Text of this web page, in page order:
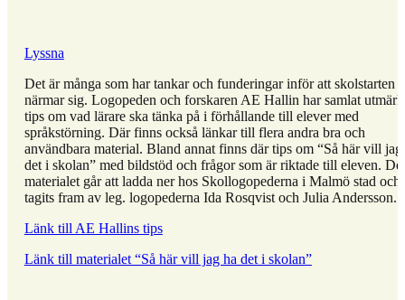
Lyssna
Det är många som har tankar och funderingar inför att skolstarten
närmar sig. Logopeden och forskaren AE Hallin har samlat
tips om vad lärare ska tänka på i förhållande till elever med
språkstörning. Där finns också länkar till flera andra bra och
användbara material. Bland annat finns där tips om “Så här vill jag
det i skolan” med bildstöd och frågor som är riktade till eleven. Det
materialet går att ladda ner hos Skollogopederna i Malmö stad och
tagits fram av leg. logopederna Ida Rosqvist och Julia Andersson.
Länk till AE Hallins tips
Länk till materialet “Så här vill jag ha det i skolan”